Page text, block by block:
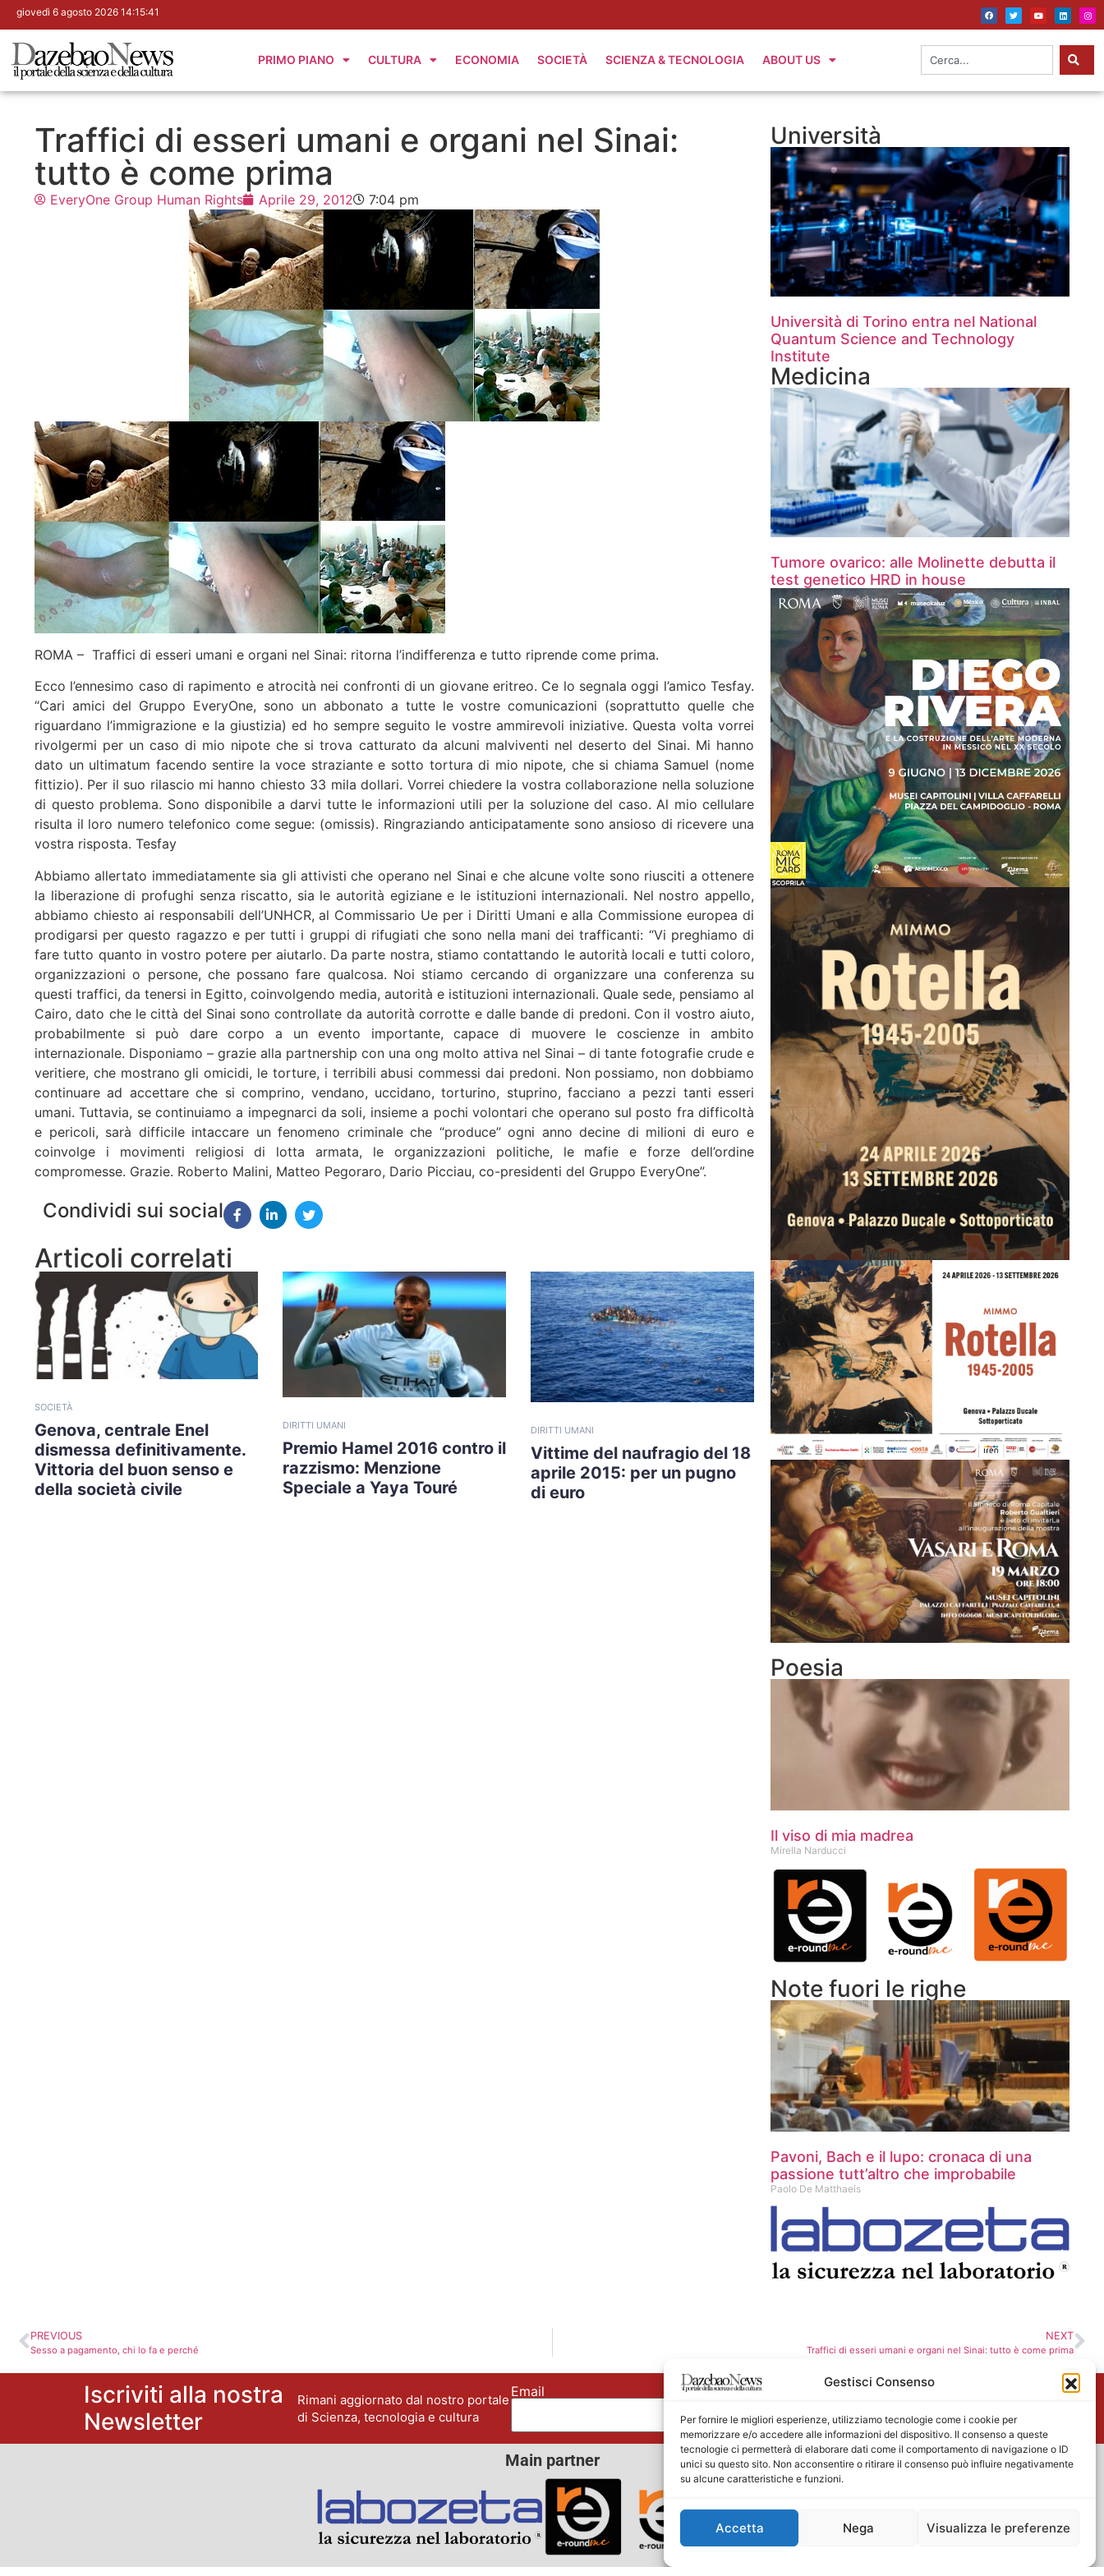
Gestisci Consenso
Per fornire le migliori esperienze, utilizziamo tecnologie come i cookie per
memorizzare e/o accedere alle informazioni del dispositivo. Il consenso a queste
tecnologie ci permetterà di elaborare dati come il comportamento di navigazione o ID
unici su questo sito. Non acconsentire o ritirare il consenso può influire negativamente
su alcune caratteristiche e funzioni.
Accetta Nega Visualizza le preferenze
giovedì 6 agosto 2026 14:15:42
PRIMO PIANO CULTURA ECONOMIA SOCIETÀ SCIENZA & TECNOLOGIA ABOUT US
Traffici di esseri umani e organi nel Sinai:
tutto è come prima
EveryOne Group Human Rights Aprile 29, 2012 7:04 pm
ROMA – Traffici di esseri umani e organi nel Sinai: ritorna l’indifferenza e tutto riprende come prima.
Ecco l’ennesimo caso di rapimento e atrocità nei confronti di un giovane eritreo. Ce lo segnala oggi l’amico Tesfay.
“Cari amici del Gruppo EveryOne, sono un abbonato a tutte le vostre comunicazioni (soprattutto quelle che
riguardano l’immigrazione e la giustizia) ed ho sempre seguito le vostre ammirevoli iniziative. Questa volta vorrei
rivolgermi per un caso di mio nipote che si trova catturato da alcuni malviventi nel deserto del Sinai. Mi hanno
dato un ultimatum facendo sentire la voce straziante e sotto tortura di mio nipote, che si chiama Samuel (nome
fittizio). Per il suo rilascio mi hanno chiesto 33 mila dollari. Vorrei chiedere la vostra collaborazione nella soluzione
di questo problema. Sono disponibile a darvi tutte le informazioni utili per la soluzione del caso. Al mio cellulare
risulta il loro numero telefonico come segue: (omissis). Ringraziando anticipatamente sono ansioso di ricevere una
vostra risposta. Tesfay
Abbiamo allertato immediatamente sia gli attivisti che operano nel Sinai e che alcune volte sono riusciti a ottenere
la liberazione di profughi senza riscatto, sia le autorità egiziane e le istituzioni internazionali. Nel nostro appello,
abbiamo chiesto ai responsabili dell’UNHCR, al Commissario Ue per i Diritti Umani e alla Commissione europea di
prodigarsi per questo ragazzo e per tutti i gruppi di rifugiati che sono nella mani dei trafficanti: “Vi preghiamo di
fare tutto quanto in vostro potere per aiutarlo. Da parte nostra, stiamo contattando le autorità locali e tutti coloro,
organizzazioni o persone, che possano fare qualcosa. Noi stiamo cercando di organizzare una conferenza su
questi traffici, da tenersi in Egitto, coinvolgendo media, autorità e istituzioni internazionali. Quale sede, pensiamo al
Cairo, dato che le città del Sinai sono controllate da autorità corrotte e dalle bande di predoni. Con il vostro aiuto,
probabilmente si può dare corpo a un evento importante, capace di muovere le coscienze in ambito
internazionale. Disponiamo – grazie alla partnership con una ong molto attiva nel Sinai – di tante fotografie crude e
veritiere, che mostrano gli omicidi, le torture, i terribili abusi commessi dai predoni. Non possiamo, non dobbiamo
continuare ad accettare che si comprino, vendano, uccidano, torturino, stuprino, facciano a pezzi tanti esseri
umani. Tuttavia, se continuiamo a impegnarci da soli, insieme a pochi volontari che operano sul posto fra difficoltà
e pericoli, sarà difficile intaccare un fenomeno criminale che “produce” ogni anno decine di milioni di euro e
coinvolge i movimenti religiosi di lotta armata, le organizzazioni politiche, le mafie e forze dell’ordine
compromesse. Grazie. Roberto Malini, Matteo Pegoraro, Dario Picciau, co-presidenti del Gruppo EveryOne”.
Condividi sui social
Articoli correlati
SOCIETÀ
Genova, centrale Enel
dismessa definitivamente.
Vittoria del buon senso e
della società civile
DIRITTI UMANI
Premio Hamel 2016 contro il
razzismo: Menzione
Speciale a Yaya Touré
DIRITTI UMANI
Vittime del naufragio del 18
aprile 2015: per un pugno
di euro
Università
Università di Torino entra nel National
Quantum Science and Technology
Institute
Medicina
Tumore ovarico: alle Molinette debutta il
test genetico HRD in house
Poesia
Il viso di mia madrea
Mirella Narducci
Note fuori le righe
Pavoni, Bach e il lupo: cronaca di una
passione tutt’altro che improbabile
Paolo De Matthaeis
PREVIOUS
Sesso a pagamento, chi lo fa e perché
NEXT
Traffici di esseri umani e organi nel Sinai: tutto è come prima
Iscriviti alla nostra
Newsletter
Rimani aggiornato dal nostro portale
di Scienza, tecnologia e cultura
Email Nome
Main partner